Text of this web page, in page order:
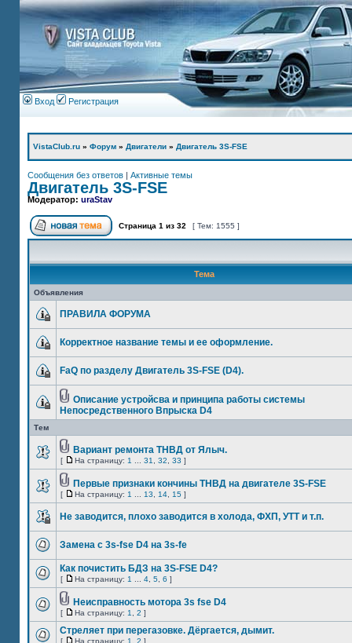
Вход Регистрация
VistaClub.ru » Форум » Двигатели » Двигатель 3S-FSE
Сообщения без ответов | Активные темы
Двигатель 3S-FSE
Модератор: uraStav
Страница 1 из 32 [ Тем: 1555 ]
Тема
Объявления
ПРАВИЛА ФОРУМА
Корректное название темы и ее оформление.
FaQ по разделу Двигатель 3S-FSE (D4).
Описание устройсва и принципа работы системы
Непосредственного Впрыска D4
Тем
Вариант ремонта ТНВД от Ялыч.
[ На страницу: 1 31 32 33 ]
Пeрвыe признaки кончины ТНВД нa двигaтeлe 3S-FSE
[ На страницу: 1 13 14 15 ]
Не заводится, плохо заводится в холода, ФХП, УТТ и т.п.
Замена с 3s-fse D4 на 3s-fe
Как почистить БДЗ на 3S-FSE D4?
[ На страницу: 1 4 5 6 ]
Неисправность мотора 3s fse D4
[ На страницу: 1 2 ]
Стреляет при перегазовке. Дёргается, дымит.
[ На страницу: 1 2 ]